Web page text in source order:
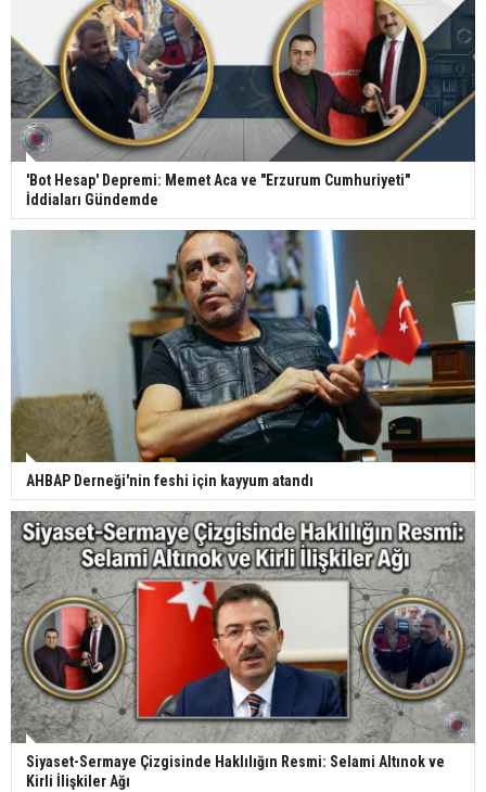
'Bot Hesap' Depremi: Memet Aca ve "Erzurum Cumhuriyeti"
İddiaları Gündemde
AHBAP Derneği'nin feshi için kayyum atandı
Siyaset-Sermaye Çizgisinde Haklılığın Resmi: Selami Altınok ve
Kirli İlişkiler Ağı